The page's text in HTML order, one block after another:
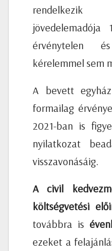
rendelkezik
jövedelemadója
érvénytelen
kérelemmel sem
A bevett
formailag
2021-ban is
nyilatkozat
visszavonásáig.
A civil
költségvetési
továbbra is
ezeket a